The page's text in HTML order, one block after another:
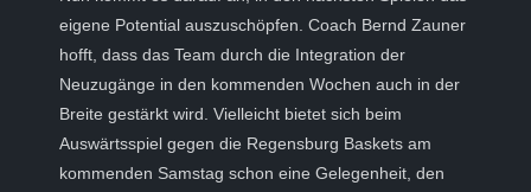
eigene Potential auszuschöpfen. Coach Bernd Zauner
hofft, dass das Team durch die Integration der
Neuzugänge in den kommenden Wochen auch in der
Breite gestärkt wird. Vielleicht bietet sich beim
Auswärtsspiel gegen die Regensburg Baskets am
kommenden Samstag schon eine Gelegenheit, den